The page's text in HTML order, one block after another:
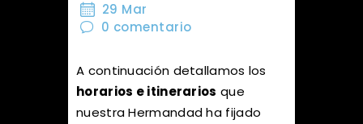
29 Mar
0 comentario
A continuación detallamos los
horarios e itinerarios que
nuestra Hermandad ha fijado